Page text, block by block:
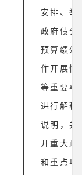
安排、举
政府债务
预算绩效
作开展情
等重要事
进行解释
说明，并
开重大政
和重点项